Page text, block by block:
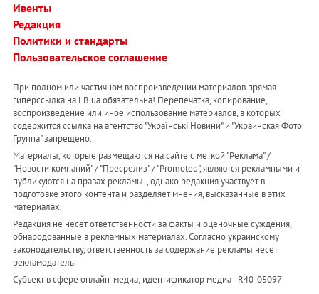
Ивенты
Редакция
Политики и стандарты
Пользовательское соглашение
При полном или частичном воспроизведении материалов прямая
гиперссылка на LB.ua обязательна! Перепечатка, копирование,
воспроизведение или иное использование материалов, в которых
содержится ссылка на агентство "Українськi Новини" и "Украинская Фото
Группа" запрещено.
Материалы, которые размещаются на сайте с меткой "Реклама" /
"Новости компаний" / "Пресрелиз" / "Promoted", являются рекламными и
публикуются на правах рекламы. , однако редакция участвует в
подготовке этого контента и разделяет мнения, высказанные в этих
материалах.
Редакция не несет ответственности за факты и оценочные суждения,
обнародованные в рекламных материалах. Согласно украинскому
законодательству, ответственность за содержание рекламы несет
рекламодатель.
Субъект в сфере онлайн-медиа; идентификатор медиа - R40-05097